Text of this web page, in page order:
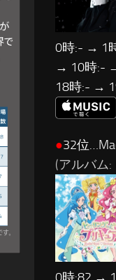
0時:- → 1
→ 10時:-
18時:- →
●32位
(アルバム